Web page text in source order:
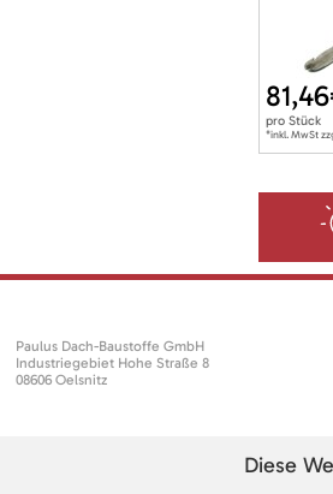
81,46
pro Stück
*inkl. MwSt
Paulus Dach-Baustoffe GmbH
Industriegebiet Hohe Straße 8
08606 Oelsnitz
Diese